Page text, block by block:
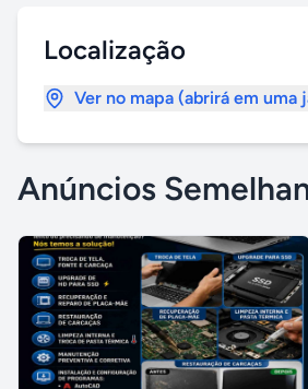
Localização
Ver no mapa (abrirá em uma
Anúncios